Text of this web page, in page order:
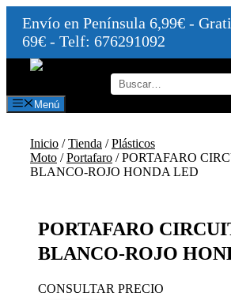
Envío en Península 6,99€ -
69€ - Telf: 676291092
Saltar
contenido
Menú
Inicio /Tienda /Plásticos
Moto /Portafaro / PORTAFARO
BLANCO-ROJO HONDA LED
PORTAFARO
BLANCO-ROJO
CONSULTAR PRECIO